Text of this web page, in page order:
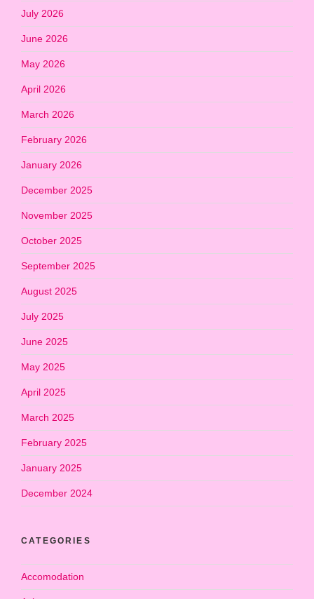
July 2026
June 2026
May 2026
April 2026
March 2026
February 2026
January 2026
December 2025
November 2025
October 2025
September 2025
August 2025
July 2025
June 2025
May 2025
April 2025
March 2025
February 2025
January 2025
December 2024
CATEGORIES
Accomodation